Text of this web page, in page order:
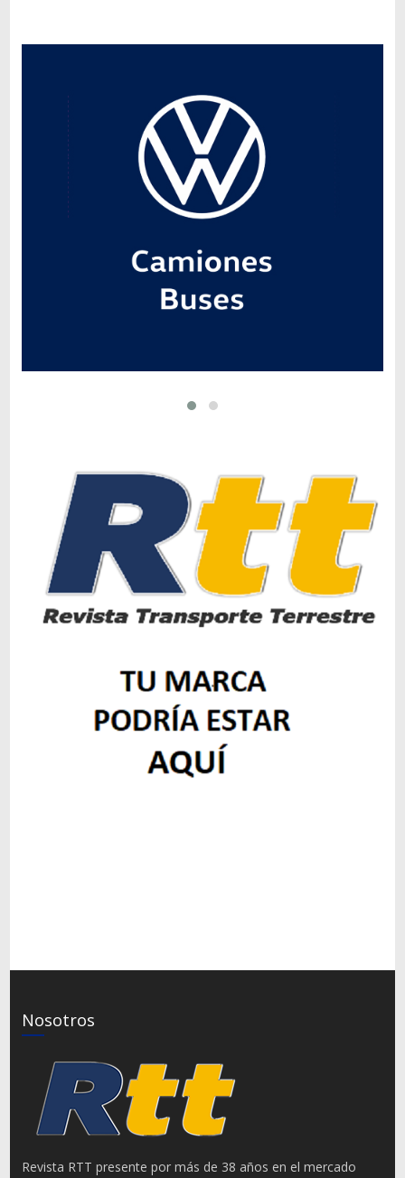
Nosotros
Revista RTT presente por más de 38 años en el mercado